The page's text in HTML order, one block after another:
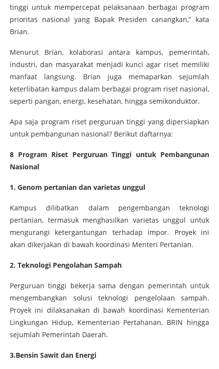
tinggi untuk mempercepat pelaksanaan berbagai program
prioritas nasional yang Bapak Presiden canangkan,” kata
Brian.
Menurut Brian, kolaborasi antara kampus, pemerintah,
industri, dan masyarakat menjadi kunci agar riset memiliki
manfaat langsung. Brian juga memaparkan sejumlah
keterlibatan kampus dalam berbagai program riset nasional,
seperti pangan, energi, kesehatan, hingga semikonduktor.
Apa saja program riset perguruan tinggi yang dipersiapkan
untuk pembangunan nasional? Berikut daftarnya:
8 Program Riset Perguruan Tinggi untuk Pembangunan
Nasional
1. Genom pertanian dan varietas unggul
Kampus dilibatkan dalam pengembangan teknologi
pertanian, termasuk menghasilkan varietas unggul untuk
mengurangi ketergantungan terhadap impor. Proyek ini
akan dikerjakan di bawah koordinasi Menteri Pertanian.
2. Teknologi Pengolahan Sampah
Perguruan tinggi bekerja sama dengan pemerintah untuk
mengembangkan solusi teknologi pengelolaan sampah.
Proyek ini dilaksanakan di bawah koordinasi Kementerian
Lingkungan Hidup, Kementerian Pertahanan, BRIN hingga
sejumlah Pemerintah Daerah.
3.Bensin Sawit dan Energi